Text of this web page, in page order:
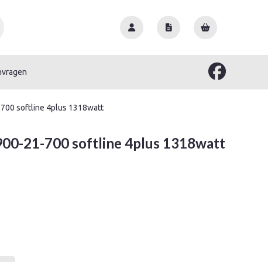
softline 4plus 1318watt
21-700 softline 4plus 1318watt